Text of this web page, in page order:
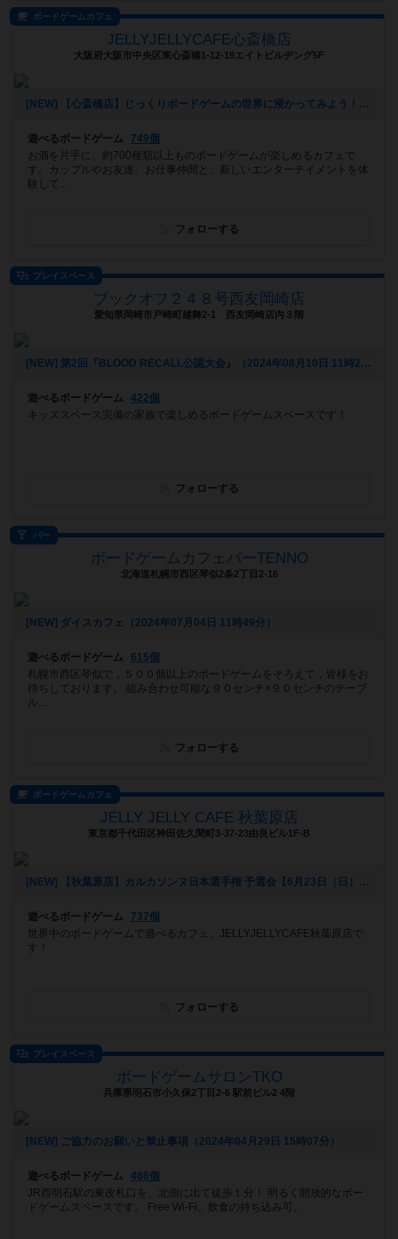
ボードゲームカフェ
JELLYJELLYCAFE心斎橋店
大阪府大阪市中央区東心斎橋1-12-19エイトビルヂング5F
[NEW] 【心斎橋店】じっくりボードゲームの世界に浸かってみよう！平日重ゲー会【テラフォーミング・マーズ】（2024年08月28日 13時22分）
遊べるボードゲーム
749個
お酒を片手に、約700種類以上ものボードゲームが楽しめるカフェで
す。カップルやお友達、お仕事仲間と、新しいエンターテイメントを体
験して...
フォローする
プレイスペース
ブックオフ２４８号西友岡崎店
愛知県岡崎市戸崎町越舞2-1 西友岡崎店内３階
[NEW] 第2回『BLOOD RECALL公認大会』（2024年08月10日 11時22分）
遊べるボードゲーム
422個
キッズスペース完備の家族で楽しめるボードゲームスペースです！
フォローする
バー
ボードゲームカフェバーTENNO
北海道札幌市西区琴似2条2丁目2-16
[NEW] ダイスカフェ（2024年07月04日 11時49分）
遊べるボードゲーム
615個
札幌市西区琴似で，５００個以上のボードゲームをそろえて，皆様をお
待ちしております。 組み合わせ可能な９０センチ×９０センチのテーブ
ル...
フォローする
ボードゲームカフェ
JELLY JELLY CAFE 秋葉原店
東京都千代田区神田佐久間町3-37-23由良ビル1F-B
[NEW] 【秋葉原店】カルカソンヌ日本選手権 予選会【6月23日（日）】（2024年05月15日 15時55分）
遊べるボードゲーム
737個
世界中のボードゲームで遊べるカフェ、JELLYJELLYCAFE秋葉原店で
す！
フォローする
プレイスペース
ボードゲームサロンTKO
兵庫県明石市小久保2丁目2-6 駅前ビル2 4階
[NEW] ご協力のお願いと禁止事項（2024年04月29日 15時07分）
遊べるボードゲーム
486個
JR西明石駅の東改札口を、北側に出て徒歩１分！ 明るく開放的なボー
ドゲームスペースです。 Free Wi-Fi。飲食の持ち込み可。